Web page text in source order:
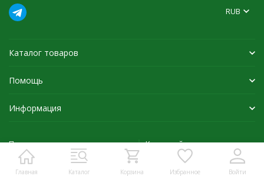
Главная Каталог Корзина Избранное Войти
RUB
Каталог товаров
Помощь
Информация
Политика персональных данных Карта сайта